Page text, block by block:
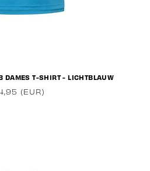
DAMES T-SHIRT - LICHTBLAUW
(EUR)